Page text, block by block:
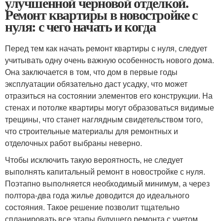
Ремонт квартиры в новостройке с
нуля: с чего начать и когда
Перед тем как начать ремонт квартиры с нуля, следует
учитывать одну очень важную особенность нового дома.
Она заключается в том, что дом в первые годы
эксплуатации обязательно даст усадку, что может
отразиться на состоянии элементов его конструкции. На
стенах и потолке квартиры могут образоваться видимые
трещины, что станет наглядным свидетельством того,
что строительные материалы для ремонтных и
отделочных работ выбраны неверно.
Чтобы исключить такую вероятность, не следует
выполнять капитальный ремонт в новостройке с нуля.
Поэтапно выполняется необходимый минимум, а через
полтора-два года жилье доводится до идеального
состояния. Такое решение позволит тщательно
спланировать все этапы будущего ремонта с учетом